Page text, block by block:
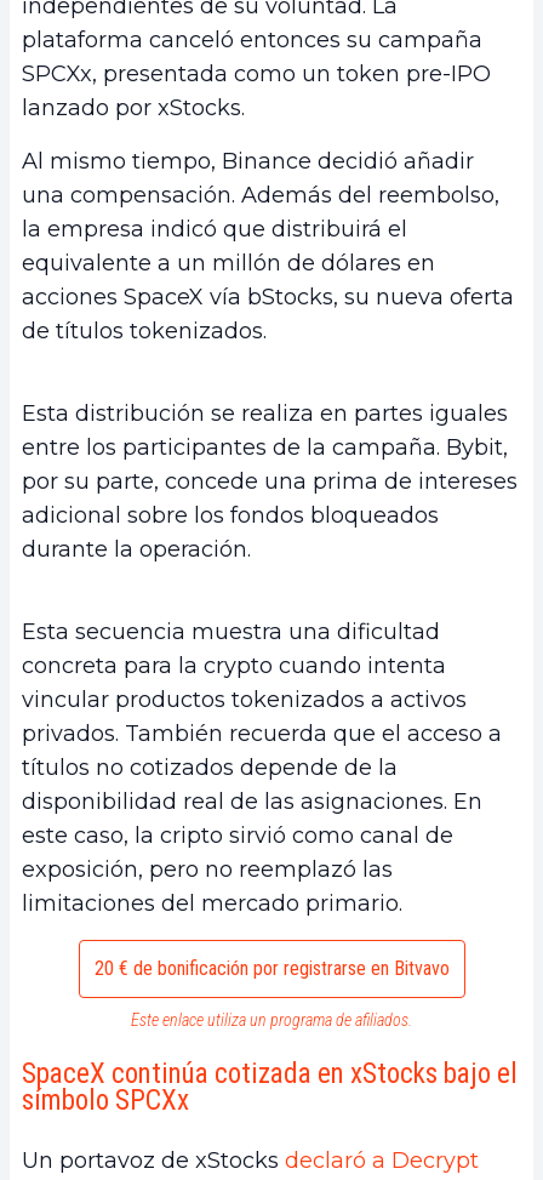
independientes de su voluntad. La
plataforma canceló entonces su campaña
SPCXx, presentada como un token pre-IPO
lanzado por xStocks.
Al mismo tiempo, Binance decidió añadir
una compensación. Además del reembolso,
la empresa indicó que distribuirá el
equivalente a un millón de dólares en
acciones SpaceX vía bStocks, su nueva oferta
de títulos tokenizados.
Esta distribución se realiza en partes iguales
entre los participantes de la campaña. Bybit,
por su parte, concede una prima de intereses
adicional sobre los fondos bloqueados
durante la operación.
Esta secuencia muestra una dificultad
concreta para la crypto cuando intenta
vincular productos tokenizados a activos
privados. También recuerda que el acceso a
títulos no cotizados depende de la
disponibilidad real de las asignaciones. En
este caso, la cripto sirvió como canal de
exposición, pero no reemplazó las
limitaciones del mercado primario.
20 € de bonificación por registrarse en Bitvavo
Este enlace utiliza un programa de afiliados.
SpaceX continúa cotizada en xStocks bajo el
símbolo SPCXx
Un portavoz de xStocks declaró a Decrypt